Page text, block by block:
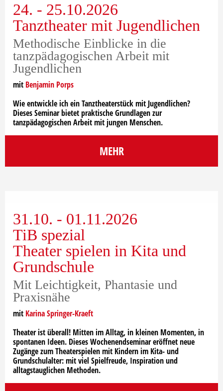
24. - 25.10.2026
Tanztheater mit Jugendlichen
Methodische Einblicke in die
tanzpädagogischen Arbeit mit
Jugendlichen
mit Benjamin Porps
Wie entwickle ich ein Tanztheaterstück mit Jugendlichen?
Dieses Seminar bietet praktische Grundlagen zur
tanzpädagogischen Arbeit mit jungen Menschen.
MEHR
31.10. - 01.11.2026
TiB spezial
Theater spielen in Kita und
Grundschule
Mit Leichtigkeit, Phantasie und
Praxisnähe
mit Karina Springer-Kraeft
Theater ist überall! Mitten im Alltag, in kleinen Momenten, in
spontanen Ideen. Dieses Wochenendseminar eröffnet neue
Zugänge zum Theaterspielen mit Kindern im Kita- und
Grundschulalter: mit viel Spielfreude, Inspiration und
alltagstauglichen Methoden.